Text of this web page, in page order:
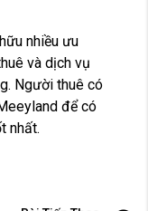
nhiều ưu
và dịch vụ
Người thuê có
để có
nhất.